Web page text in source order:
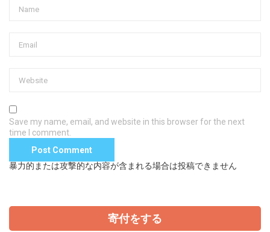
Save my name, email, and website in this browser for the next
time I comment.
暴力的または攻撃的な内容が含まれる場合は投稿できません
寄付をする